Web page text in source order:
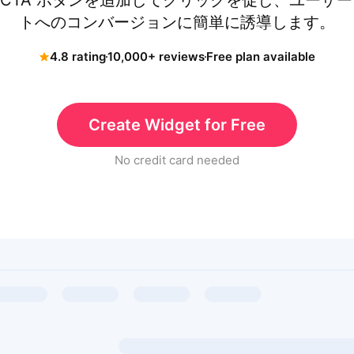
トへのコンバージョンに簡単に誘導します。
4.8 rating10,000+ reviewsFree plan available
Create Widget for Free
No credit card needed